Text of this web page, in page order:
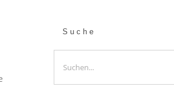
Suche
nach: